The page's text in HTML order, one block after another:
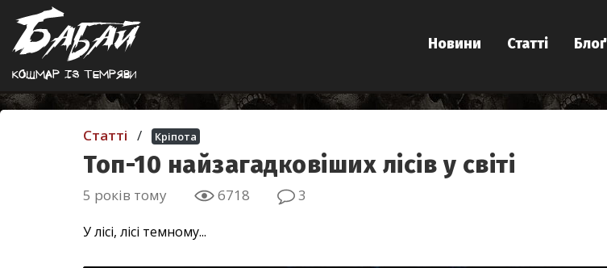
Кошмар iз темряви
Новини Статті Блоґ
Статті / Кріпота
Топ-10 найзагадковіших лісів у світі
5 років тому 6718 3
У лісі, лісі темному...